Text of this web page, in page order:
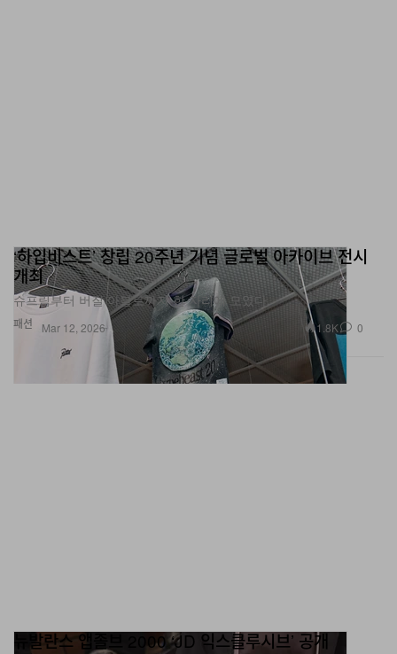
패션
‘하입비스트’ 창립 20주년 기념 글로벌 아카이브 전시
개최
슈프림부터 버질 아블로까지 한 자리에 모였다.
Mar 12, 2026 1.8K 0
뉴발란스 앱졸브 2000 ‘JD 익스클루시브’ 공개